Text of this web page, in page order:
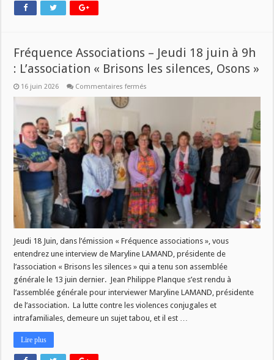
Fréquence Associations – Jeudi 18 juin à 9h
: L’association « Brisons les silences, Osons »
16 juin 2026 Commentaires fermés
18
juin
à
9h
:
L’association
« Brisons
les
silences,
Osons »
Jeudi 18 Juin, dans l’émission « Fréquence associations », vous
entendrez une interview de Maryline LAMAND, présidente de
l’association « Brisons les silences » qui a tenu son assemblée
générale le 13 juin dernier. Jean Philippe Planque s’est rendu à
l’assemblée générale pour interviewer Maryline LAMAND, présidente
de l’association. La lutte contre les violences conjugales et
intrafamiliales, demeure un sujet tabou, et il est …
Lire plus